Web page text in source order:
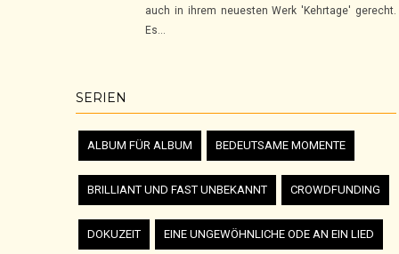
auch in ihrem neuesten Werk 'Kehrtage' gerecht.
Es...
SERIEN
ALBUM FÜR ALBUM BEDEUTSAME MOMENTE
BRILLIANT UND FAST UNBEKANNT CROWDFUNDING
DOKUZEIT EINE UNGEWÖHNLICHE ODE AN EIN LIED